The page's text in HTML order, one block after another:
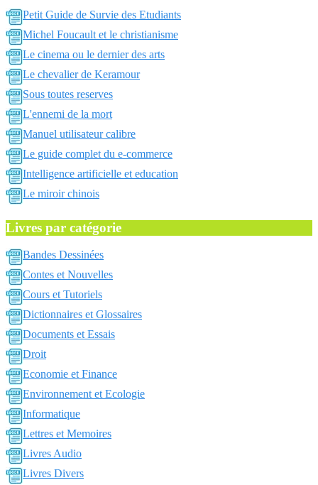
Petit Guide de Survie des Etudiants
Michel Foucault et le christianisme
Le cinema ou le dernier des arts
Le chevalier de Keramour
Sous toutes reserves
L'ennemi de la mort
Manuel utilisateur calibre
Le guide complet du e-commerce
Intelligence artificielle et education
Le miroir chinois
Livres par catégorie
Bandes Dessinées
Contes et Nouvelles
Cours et Tutoriels
Dictionnaires et Glossaires
Documents et Essais
Droit
Economie et Finance
Environnement et Ecologie
Informatique
Lettres et Memoires
Livres Audio
Livres Divers